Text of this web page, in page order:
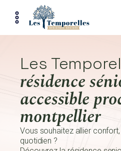
Les
résidence
accessible
montpellier
Vous souhaitez allier
quotidien ?
Tous les appartements
Résidence à Toulouse
Résidence à Magnanville
Résidence à Bonneville
Résidence à Montpellier
Qui sommes-nous ?
Témoignages